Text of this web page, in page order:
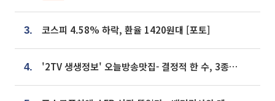
3. 코스피 4.58% 하락, 환율 1420원대 [포토]
4. '2TV 생생정보' 오늘방송맛집- 결정적 한 수, 3종 메밀면! 메밀 소바 맛집 '의○○○○'